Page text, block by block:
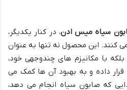
سیاه میس ادن، در کنار یکدیگر،
کنند. این محصول نه تنها به عنوان
با مکانیزم های چندوجهی خود،
داده و به بهبود آن ها کمک می
که صابون سیاه انجام می دهد،